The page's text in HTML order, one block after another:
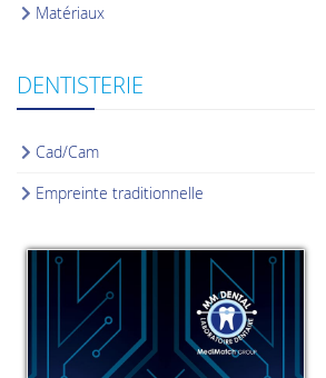
Matériaux
DENTISTERIE
Cad/Cam
Empreinte traditionnelle